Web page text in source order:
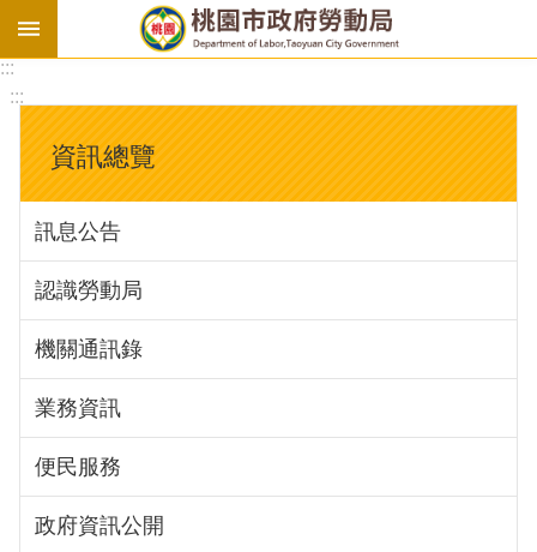
基
法
勞
資
會
庇
護
工
場
進
:::
:::
資訊總覽
訊息公告
認識勞動局
機關通訊錄
業務資訊
便民服務
政府資訊公開